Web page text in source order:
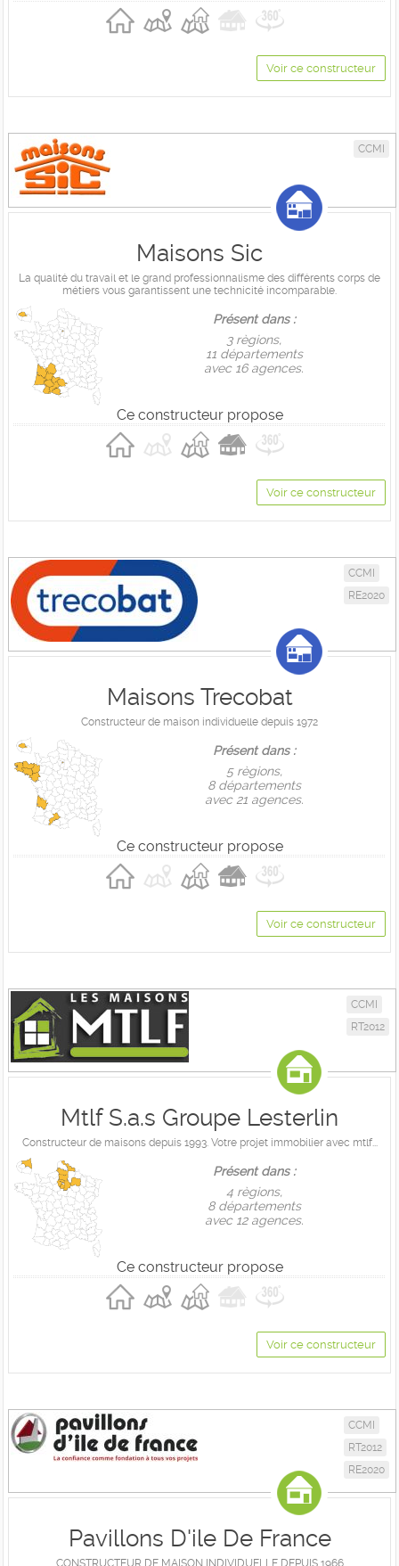
Voir ce constructeur
CCMI
Maisons Sic
La qualité du travail et le grand professionnalisme des différents corps de
métiers vous garantissent une technicité incomparable.
Présent dans :
3 règions,
11 départements
avec 16 agences.
Ce constructeur propose
Voir ce constructeur
CCMI
RE2020
Maisons Trecobat
Constructeur de maison individuelle depuis 1972
Présent dans :
5 règions,
8 départements
avec 21 agences.
Ce constructeur propose
Voir ce constructeur
CCMI
RT2012
Mtlf S.a.s Groupe Lesterlin
Constructeur de maisons depuis 1993. Votre projet immobilier avec mtlf...
Présent dans :
4 règions,
8 départements
avec 12 agences.
Ce constructeur propose
Voir ce constructeur
CCMI
RT2012
RE2020
Pavillons D'ile De France
CONSTRUCTEUR DE MAISON INDIVIDUELLE DEPUIS 1966